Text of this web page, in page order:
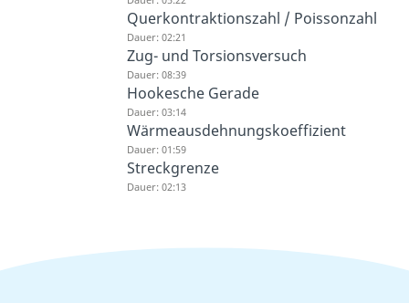
Querkontraktionszahl / Poissonzahl
Dauer: 02:21
Zug- und Torsionsversuch
Dauer: 08:39
Hookesche Gerade
Dauer: 03:14
Wärmeausdehnungskoeffizient
Dauer: 01:59
Streckgrenze
Dauer: 02:13